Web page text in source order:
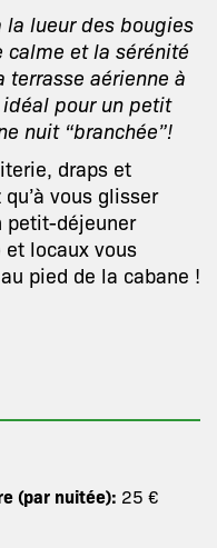
la lueur des bougies
calme et la sérénité
terrasse aérienne à
pour un petit
nuit “branchée”!
draps et
vous glisser
petit-déjeuner
locaux vous
pied de la cabane !
(par nuitée): 25 €